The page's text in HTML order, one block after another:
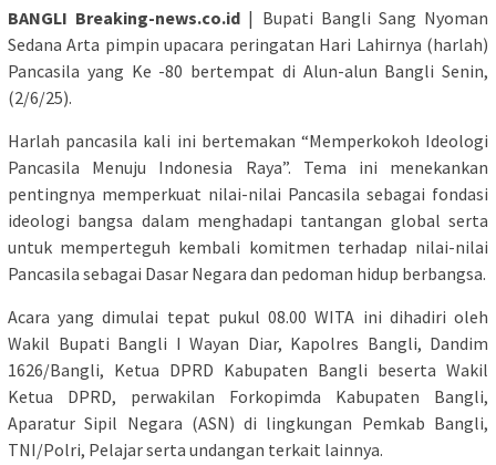
BANGLI Breaking-news.co.id | Bupati Bangli Sang Nyoman
Sedana Arta pimpin upacara peringatan Hari Lahirnya (harlah)
Pancasila yang Ke -80 bertempat di Alun-alun Bangli Senin,
(2/6/25).
Harlah pancasila kali ini bertemakan “Memperkokoh Ideologi
Pancasila Menuju Indonesia Raya”. Tema ini menekankan
pentingnya memperkuat nilai-nilai Pancasila sebagai fondasi
ideologi bangsa dalam menghadapi tantangan global serta
untuk memperteguh kembali komitmen terhadap nilai-nilai
Pancasila sebagai Dasar Negara dan pedoman hidup berbangsa.
Acara yang dimulai tepat pukul 08.00 WITA ini dihadiri oleh
Wakil Bupati Bangli I Wayan Diar, Kapolres Bangli, Dandim
1626/Bangli, Ketua DPRD Kabupaten Bangli beserta Wakil
Ketua DPRD, perwakilan Forkopimda Kabupaten Bangli,
Aparatur Sipil Negara (ASN) di lingkungan Pemkab Bangli,
TNI/Polri, Pelajar serta undangan terkait lainnya.